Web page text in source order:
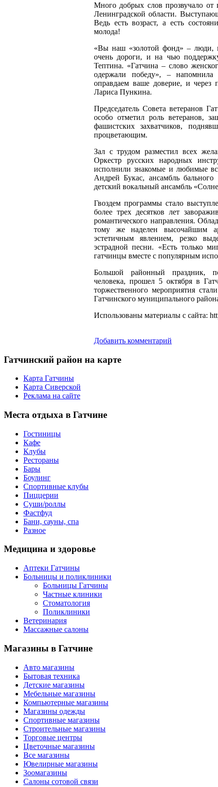
Много добрых слов прозвучало от
Ленинградской области.
Ведь есть возраст, а есть
молода!
«Вы наш «золотой фонд» – люди,
очень дороги, и на чью
Тептина. «Гатчина – слово
одержали победу», –
оправдаем ваше доверие, и через
Лариса Пункина.
Председатель Совета ветеранов
особо отметил роль ветеранов,
фашистских захватчиков,
процветающим.
Зал с трудом разместил всех
Оркестр русских народных
исполнили знакомые и любимые
Андрей Букас, ансамбль
детский вокальный ансамбль
Гвоздем программы стало
более трех десятков лет
романтического направления.
тому же наделен высочайшим
эстетичным явлением, резко
эстрадной песни. «Есть
гатчинцы вместе с популярным
Большой районный праздник,
человека, прошел 5 октября в
торжественного мероприятия
Гатчинского муниципального
Использованы материалы с сайта:
Добавить комментарий
Гатчинский район на карте
Карта Гатчины
Карта Сиверской
Реклама на сайте
Места отдыха в Гатчине
Гостиницы
Кафе
Клубы
Рестораны
Бары
Боулинг
Спортивные клубы
Пиццерии
Суши/роллы
Фастфуд
Бани, сауны, спа
Разное
Медицина и здоровье
Аптеки Гатчины
Больницы и поликлиники
Больницы Гатчины
Частные клиники
Стоматология
Поликлиники
Ветеринария
Массажные салоны
Магазины в Гатчине
Авто магазины
Бытовая техника
Детские магазины
Мебельные магазины
Компьютерные магазины
Магазины одежды
Спортивные магазины
Строительные магазины
Торговые центры
Цветочные магазины
Все магазины
Ювелирные магазины
Зоомагазины
Салоны сотовой связи